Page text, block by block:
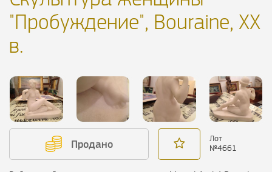
"Пробуждение", Bouraine, XX
в.
Продано
Лот
№4661